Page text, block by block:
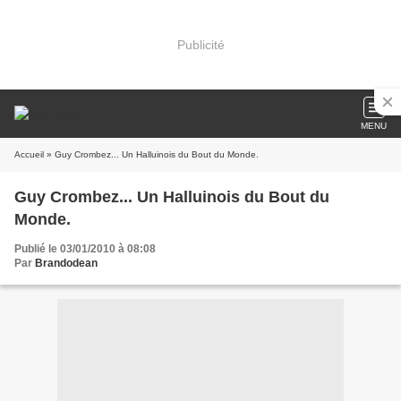
Publicité
MENU
Accueil » Guy Crombez... Un Halluinois du Bout du Monde.
Guy Crombez... Un Halluinois du Bout du
Monde.
Publié le 03/01/2010 à 08:08
Par Brandodean